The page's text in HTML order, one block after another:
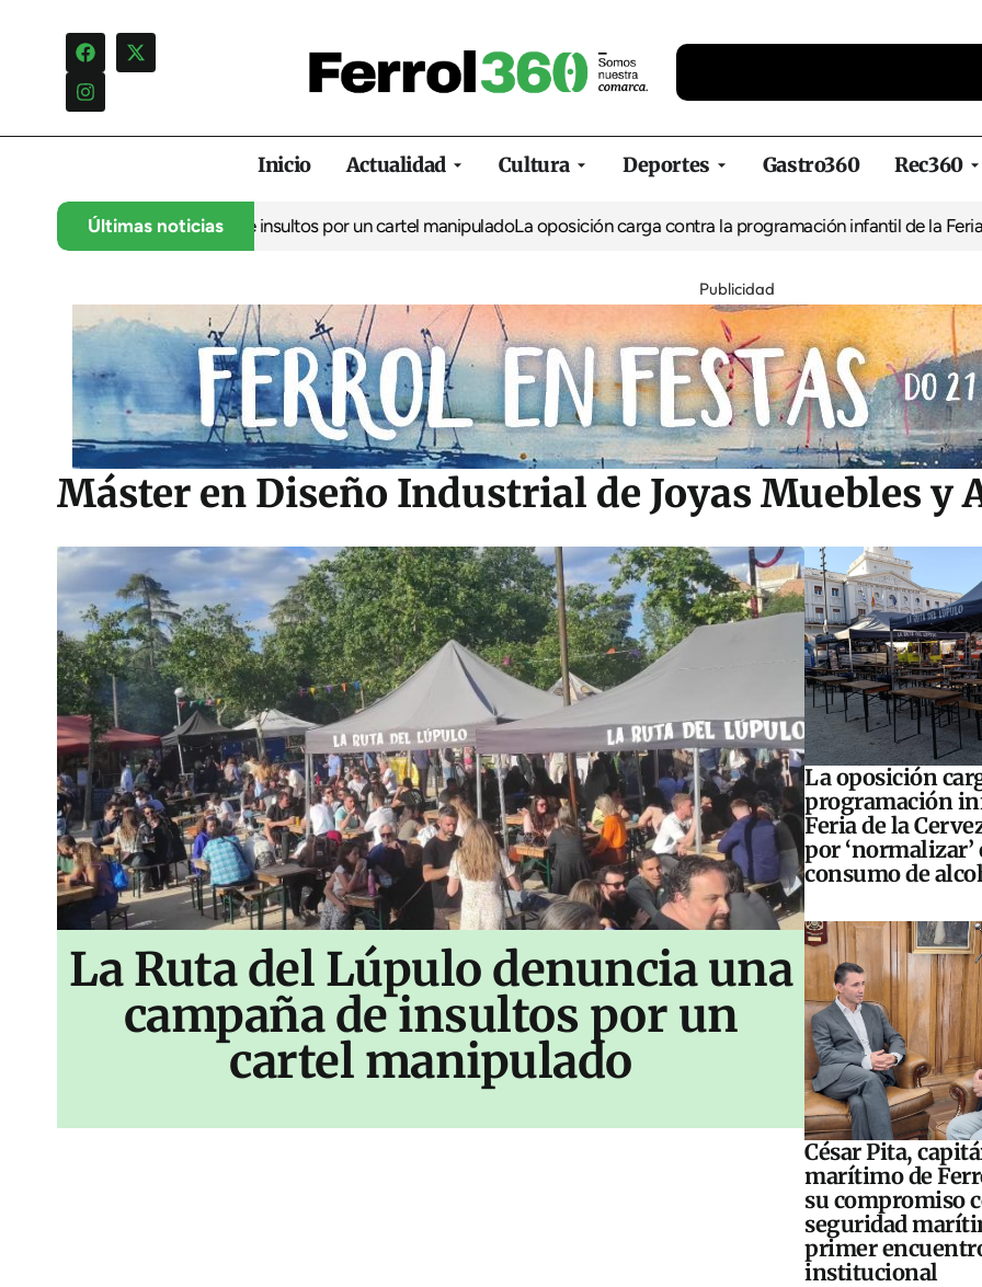
Inicio Actualidad Cultura Deportes Gastro360 Rec360
Últimas noticias
una campaña de insultos por un cartel manipuladoLa oposición carga contra la programación infantil de la Feria de la
Publicidad
Máster en Diseño Industrial de Joyas Muebles y
La Ruta del Lúpulo denuncia una
campaña de insultos por un
cartel manipulado
La oposición
programación
Feria de la
por ‘normalizar’
consumo de
César Pita,
marítimo de
su compromiso
seguridad
primer
institucional